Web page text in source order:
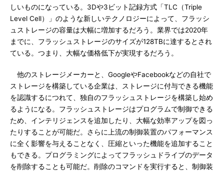
しいものになっている。3Dや3ビット記録方式「TLC（Triple
Level Cell）」のような新しいテクノロジーによって、フラッシ
ュストレージの容量は大幅に増加するだろう。業界では2020年
までに、フラッシュストレージのサイズが128TBに達するとされ
ている。つまり、大幅な価格低下が実現するだろう。
他のストレージメーカーと、GoogleやFacebookなどの自社で
ストレージを構築している企業は、ストレージに付与できる機能
を認識するにつれて、独自のフラッシュストレージを構築し始め
るようになる。フラッシュストレージはプログラムで制御できる
ため、インテリジェンスを追加したり、大幅な効率アップを図っ
たりすることが可能だ。さらに上流の制御装置のパフォーマンス
に全く影響を与えることなく、圧縮といった機能を追加すること
もできる。プログラミングによってフラッシュドライブのデータ
を削除することも可能だ。削除のコマンドを実行すると、制御装